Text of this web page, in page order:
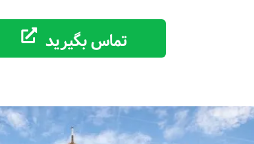
تماس بگیرید